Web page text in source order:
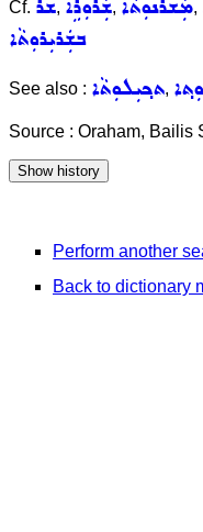
Cf. ܫܪ, ܫܲܪܘܼܪܹܐ, ܡܲܫܪܵܢܘܼܬܵܐ,
ܒܫܲܪܝܼܪܘܼܬܵܐ
See also : ܬܟ݂ܝܼܠܘܼܬܵܐ,
Source : Oraham, Bailis
Perform another
Back to dictionary